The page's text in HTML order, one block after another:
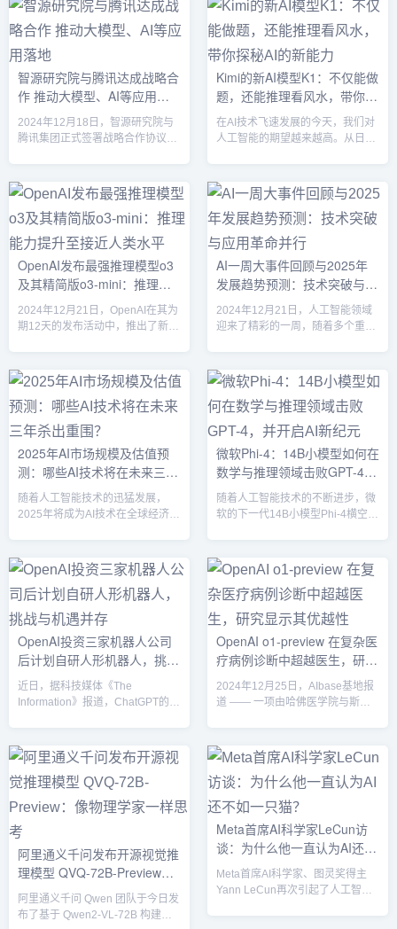
队，AI技术正以更强的创新力和应
用广度，不断刷新我们对未来的认
知。OpenAI：大模型技术的突破
性进展OpenAI作为当前人工智能
领域的领军者之一，在年末发布了
其最新的大模型产品—GPT-5。这
个新版本不仅在生...
Megrez-3B-Instruct。此次开源的
Megrez-3B-Omni具有强大的图
片、音频和文本三种模态数据处理
能力，成为端侧智能设备的一项重
要技术突破。Megrez-3B-Omni：
为端侧设备量身定制的全模态理解
智源研究院与腾讯达成战略合
作 推动大模型、AI等应用落
地
2024年12月18日，智源研究院与
腾讯集团正式签署战略合作协议，
方将携手推进大模型研发、AI技术
的前沿探索以及开源生态建设等多
个方向，推动AI技术在产业场景中
的深度应用与落地。这一合作不仅
为两家公司带来了技术创新的新机
遇，也为中国乃至全球的人工智能
发展注入了强大的动力。1. 战略合
算和人工智能技术的不断发展...
Kimi的新AI模型K1：不仅能做
题，还能推理看风水，带你探
秘AI的新能力
在AI技术飞速发展的今天，我们对
人工智能的期望越来越高。从日常
AI模型K1，打破了传统的“做题机
器”局限，不仅能分析数学、物理题
目，还能对图片进行推理、风水分
析，甚至识别古董，表现出令人惊
叹的多维能力。K1的核心优势：思
考与视觉的结合K1模型的最大亮点
在于其综合的推理能力和视觉能力
K0-Math相比，K1...
OpenAI发布最强推理模型o3
及其精简版o3-mini：推理能
力提升至接近人类水平
2024年12月21日，OpenAI在其为
期12天的发布活动中，推出了新一
这两款模型专为增强推理能力而设
计，旨在提升模型在回答问题前的
思考深度，最终提高回答的准确
性。o3：接近人类水平的推理能力
o3模型的发布标志着OpenAI在人
工智能推理能力上的重大突破。通
过在ARC-AGI基准测试中的优异表
AI...
AI一周大事件回顾与2025年
发展趋势预测：技术突破与应
用革命并行
2024年12月21日，人工智能领域
迎来了精彩的一周，随着多个重磅
了重要一步。从OpenAI发布最强
推理模型o3，到阿里云百炼大模型
平台推出创新功能，再到“抖品牌”
借明星代言抢占市场，这一周的AI
新闻热度不断飙升，行业前景也充
满无限可能。OpenAI发布“超人”级
推理模型：AI推理进入新纪元本周
o3及其...
2025年AI市场规模及估值预
测：哪些AI技术将在未来三年
杀出重围？
随着人工智能技术的迅猛发展，
2025年将成为AI技术在全球经济和
服务、医疗健康、金融服务，还是
娱乐行业，AI技术的深度渗透将改
变各个行业的面貌。本文将分析
2025年AI市场的规模、估值以及哪
些AI技术可能会在激烈的竞争中脱
颖而出。2025年AI市场规模与估值
根据多家市场研究机构的报告，
8000亿美元，并继续...
微软Phi-4：14B小模型如何在
数学与推理领域击败GPT-4，
并开启AI新纪元
随着人工智能技术的不断进步，微
软的下一代14B小模型Phi-4横空出
义了AI训练与推理领域的未来发展
方向。经过大量的创新技术和合成
数据应用，Phi-4的数学能力超过
了现有许多更大规模的模型，尤其
是在推理能力和STEM（科学、技
术、工程和数学）问答领域表现卓
越。本文将深入解析Phi-4的技术
领域脱颖而...
OpenAI投资三家机器人公司
后计划自研人形机器人，挑战
与机遇并存
近日，据科技媒体《The
Information》报道，ChatGPT的开
2021年关闭了机器人部门，但其近
年来通过战略性投资逐步布局机器
人技术，尤其是在自主机器人和通
用人工智能（AGI）领域的应用。
这一决定标志着OpenAI在人工智
能的下一阶段扩展，向实体机器人
领域迈出了重要的一步。投资机器
人公司，积极布局机器人市场
OpenAI的...
OpenAI o1-preview 在复杂医
疗病例诊断中超越医生，研究
显示其优越性
2024年12月25日，AIbase基地报
道 —— 一项由哈佛医学院与斯坦
统在诊断复杂医疗病例方面，可能
优于人类医生。研究显示，o1-
preview 在多个医疗测试中表现出
色，其诊断准确率远超人类医生，
尤其在复杂病例的推理和决策方
面。o1-preview 超越医生：诊断准
确率显著提高这项研究的重点是
阿里通义千问发布开源视觉推
理模型 QVQ-72B-Preview：
像物理学家一样思考
阿里通义千问 Qwen 团队于今日发
布了基于 Qwen2-VL-72B 构建的
Meta首席AI科学家LeCun访
谈：为什么他一直认为AI还不
如一只猫？
Meta首席AI科学家、图灵奖得主
Yann LeCun再次引起了人工智能